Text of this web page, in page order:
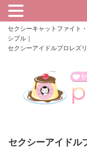
セクシーキャットファイト
シプル｜
セクシーアイドルプロレズ
セクシーアイドル